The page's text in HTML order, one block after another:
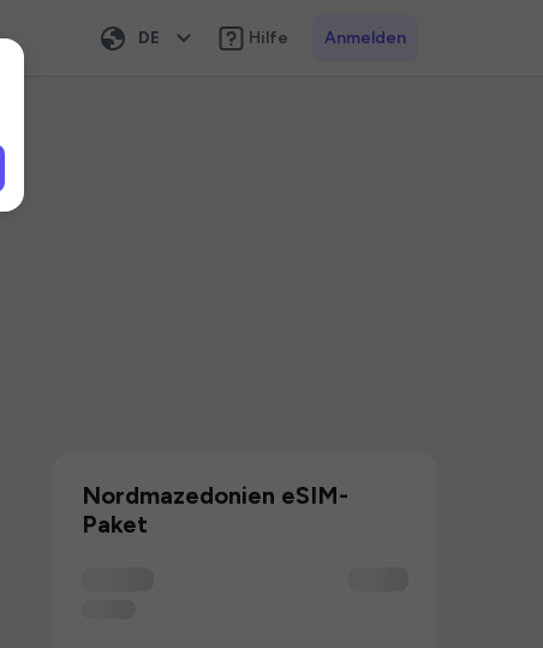
DE Hilfe Anmelden
Nordmazedonien eSIM-
Paket